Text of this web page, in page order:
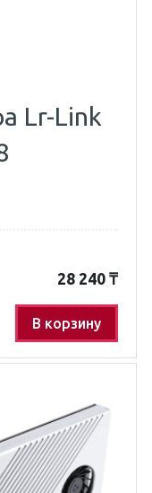
Lr-Link
28 240 ₸
В корзину